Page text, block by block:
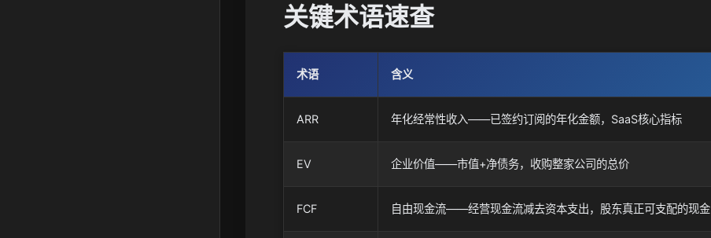
关键术语速查
术语 含义
ARR 年化经常性收入——已签约订阅的年化金额，SaaS核心指标
EV 企业价值——市值+净债务，收购整家公司的总价
FCF 自由现金流——经营现金流减去资本支出，股东真正可支配的现金